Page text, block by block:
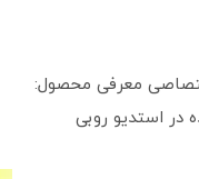
معرفی محصول:
در استدیو روبی